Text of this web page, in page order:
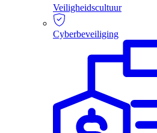
Veiligheidscultuur
Cyberbeveiliging